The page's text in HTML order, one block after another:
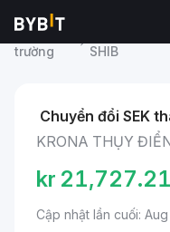
Thị
trường
SHIB
Chuyển đổi SEK
KRONA THỤY
kr
Cập nhật lần cuối: